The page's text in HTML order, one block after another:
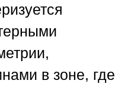
в зоне, где